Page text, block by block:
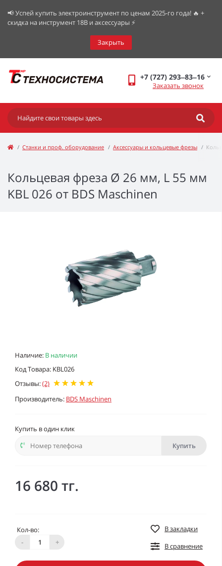
📢 Успей купить электроинструмент по ценам 2025-го года! 🔥 +
скидка на инструмент 18В и аксессуары ⚡️
Закрыть
+7 (727) 293‒83‒16
Заказать звонок
Станки и проф. оборудование Аксессуары и кольцевые фрезы
Кольцевая фреза Ø 26 мм, L 55 мм
KBL 026 от BDS Maschinen
Наличие: В наличии
Код Товара: KBL026
Отзывы:(2)
Производитель: BDS Maschinen
Купить в один клик
Купить
16 680 тг.
Кол-во:
-
+
В закладки
В сравнение